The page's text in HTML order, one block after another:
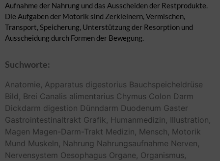
Aufnahme der Nahrung und das Ausscheiden der Restprodukte.
Die Aufgaben der Motorik sind Zerkleinern, Vermischen,
Transport, Speicherung, Unterstützung der Resorption und
Ausscheidung durch Formen der Bewegung.
Suchworte:
Anatomie, Apparatus digestorius Bauchspeicheldrüse
Bild, Brei Canalis alimentarius Chymus Colon Darm
Dickdarm digestion Dünndarm Duodenum Gaster
Gastrointestinaltrakt Grafik, Humanmedizin, Illustration,
Magen Magen-Darm-Trakt Medizin, Mensch, Motorik
Mund Muskeln, Nahrung Nahrungsaufnahme Nerven,
Nervensystem Oesophagus Organe, Organismus,